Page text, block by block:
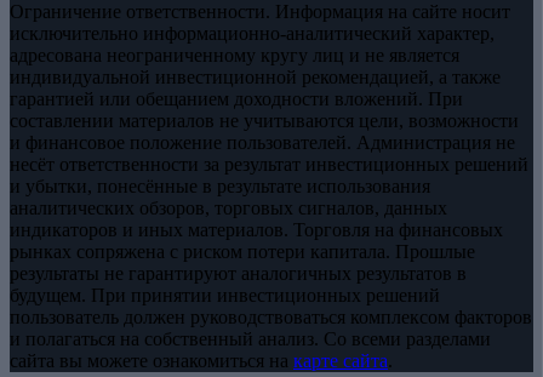
Ограничение ответственности. Информация на сайте носит
исключительно информационно-аналитический характер,
адресована неограниченному кругу лиц и не является
индивидуальной инвестиционной рекомендацией, а также
гарантией или обещанием доходности вложений. При
составлении материалов не учитываются цели, возможности
и финансовое положение пользователей. Администрация не
несёт ответственности за результат инвестиционных решений
и убытки, понесённые в результате использования
аналитических обзоров, торговых сигналов, данных
индикаторов и иных материалов. Торговля на финансовых
рынках сопряжена с риском потери капитала. Прошлые
результаты не гарантируют аналогичных результатов в
будущем. При принятии инвестиционных решений
пользователь должен руководствоваться комплексом факторов
и полагаться на собственный анализ. Со всеми разделами
сайта вы можете ознакомиться на карте сайта.